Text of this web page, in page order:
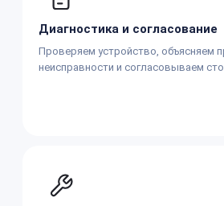
Диагностика и согласование
Проверяем устройство, объясняем
неисправности и согласовываем